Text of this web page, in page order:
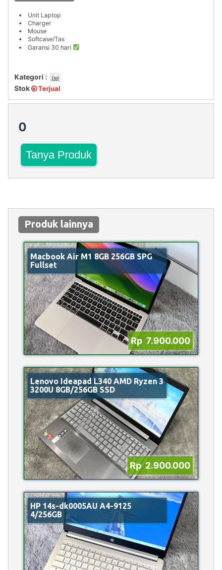
Unit Laptop
Charger
Mouse
Softcase/Tas
Garansi 30 hari
Kategori : Dell
Stok Terjual
0
Tanya Produk
Produk lainnya
Macbook Air M1 8GB 256GB SPG
Fullset
Rp 7.900.000
Lenovo Ideapad L340 AMD Ryzen 3
3200U 8GB/256GB SSD
Rp 2.900.000
HP 14s-dk0005AU A4-9125
4/256GB